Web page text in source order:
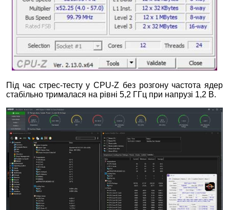
Під час стрес-тесту у CPU-Z без розгону частота ядер
стабільно трималася на рівні 5,2 ГГц при напрузі 1,2 В.